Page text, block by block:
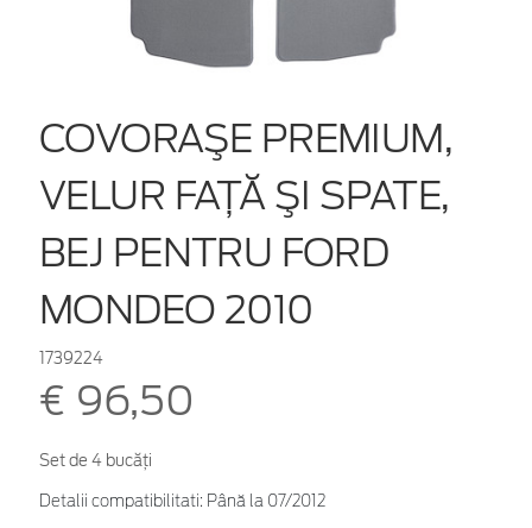
COVORAŞE PREMIUM,
VELUR FAŢĂ ŞI SPATE,
BEJ PENTRU FORD
MONDEO 2010
1739224
€ 96,50
Set de 4 bucăţi
Detalii compatibilitati: Până la 07/2012